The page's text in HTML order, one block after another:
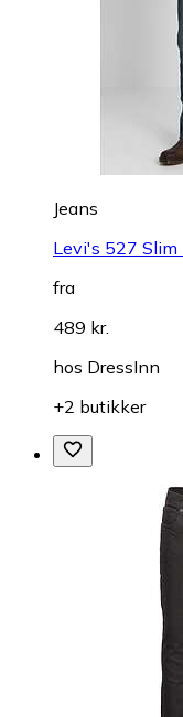
Jeans
Levi's 527 Slim
fra
489 kr.
hos DressInn
+2 butikker